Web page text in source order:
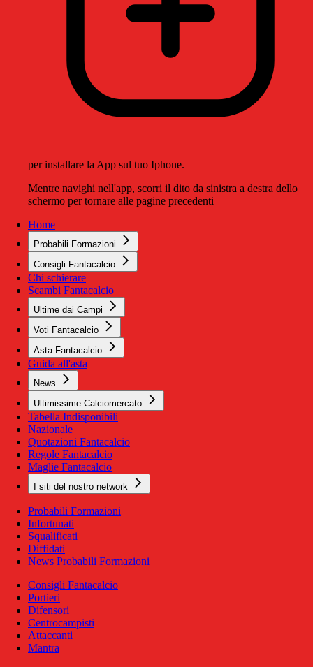
per installare la App sul tuo Iphone.
Mentre navighi nell'app, scorri il dito da sinistra a destra dello
schermo per tornare alle pagine precedenti
Home
Probabili Formazioni
Consigli Fantacalcio
Chi schierare
Scambi Fantacalcio
Ultime dai Campi
Voti Fantacalcio
Asta Fantacalcio
Guida all'asta
News
Ultimissime Calciomercato
Tabella Indisponibili
Nazionale
Quotazioni Fantacalcio
Regole Fantacalcio
Maglie Fantacalcio
I siti del nostro network
Probabili Formazioni
Infortunati
Squalificati
Diffidati
News Probabili Formazioni
Consigli Fantacalcio
Portieri
Difensori
Centrocampisti
Attaccanti
Mantra